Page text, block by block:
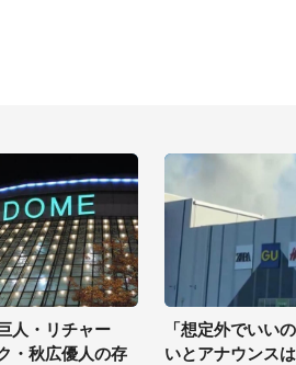
人・リチャー
・秋広優人の存
「想定外でいい
いとアナウンス